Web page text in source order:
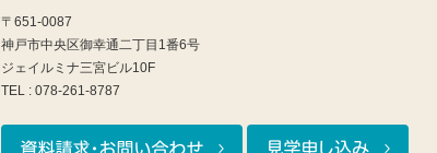
〒651-0087
神戸市中央区御幸通二丁目1番6号
ジェイルミナ三宮ビル10F
TEL : 078-261-8787